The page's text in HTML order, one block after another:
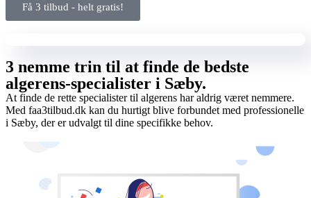
Få 3 tilbud - helt gratis!
3 nemme trin til at finde de bedste
algerens-specialister i Sæby.
At finde de rette specialister til algerens har aldrig været nemmere.
Med faa3tilbud.dk kan du hurtigt blive forbundet med professionelle
i Sæby, der er udvalgt til dine specifikke behov.